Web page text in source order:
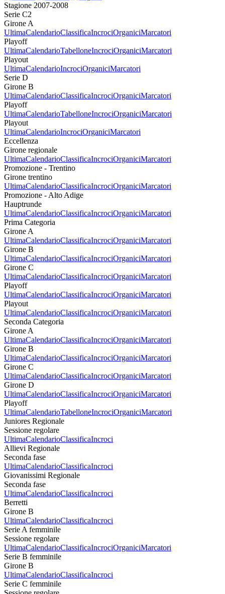
Stagione 2007-2008
Serie C2
Girone A
UltimaCalendarioClassificaIncrociOrganiciMarcatori
Playoff
UltimaCalendarioTabelloneIncrociOrganiciMarcatori
Playout
UltimaCalendarioIncrociOrganiciMarcatori
Serie D
Girone B
UltimaCalendarioClassificaIncrociOrganiciMarcatori
Playoff
UltimaCalendarioTabelloneIncrociOrganiciMarcatori
Playout
UltimaCalendarioIncrociOrganiciMarcatori
Eccellenza
Girone regionale
UltimaCalendarioClassificaIncrociOrganiciMarcatori
Promozione - Trentino
Girone trentino
UltimaCalendarioClassificaIncrociOrganiciMarcatori
Promozione - Alto Adige
Hauptrunde
UltimaCalendarioClassificaIncrociOrganiciMarcatori
Prima Categoria
Girone A
UltimaCalendarioClassificaIncrociOrganiciMarcatori
Girone B
UltimaCalendarioClassificaIncrociOrganiciMarcatori
Girone C
UltimaCalendarioClassificaIncrociOrganiciMarcatori
Playoff
UltimaCalendarioClassificaIncrociOrganiciMarcatori
Playout
UltimaCalendarioClassificaIncrociOrganiciMarcatori
Seconda Categoria
Girone A
UltimaCalendarioClassificaIncrociOrganiciMarcatori
Girone B
UltimaCalendarioClassificaIncrociOrganiciMarcatori
Girone C
UltimaCalendarioClassificaIncrociOrganiciMarcatori
Girone D
UltimaCalendarioClassificaIncrociOrganiciMarcatori
Playoff
UltimaCalendarioTabelloneIncrociOrganiciMarcatori
Juniores Regionale
Sessione regolare
UltimaCalendarioClassificaIncroci
Allievi Regionale
Seconda fase
UltimaCalendarioClassificaIncroci
Giovanissimi Regionale
Seconda fase
UltimaCalendarioClassificaIncroci
Berretti
Girone B
UltimaCalendarioClassificaIncroci
Serie A femminile
Sessione regolare
UltimaCalendarioClassificaIncrociOrganiciMarcatori
Serie B femminile
Girone B
UltimaCalendarioClassificaIncroci
Serie C femminile